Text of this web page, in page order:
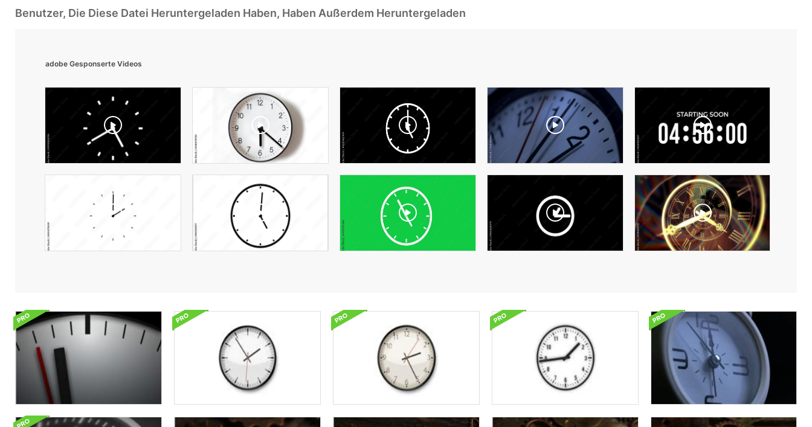
Benutzer, Die Diese Datei Heruntergeladen Haben, Haben Außerdem Heruntergeladen
adobe Gesponserte Videos